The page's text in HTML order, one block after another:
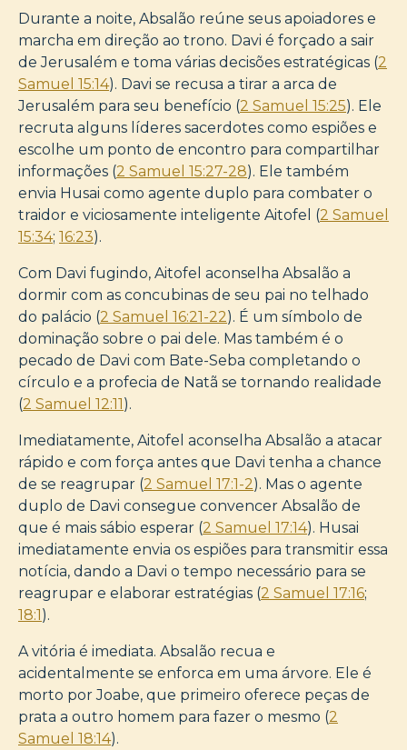
Durante a noite, Absalão reúne seus apoiadores e
marcha em direção ao trono. Davi é forçado a sair
de Jerusalém e toma várias decisões estratégicas (2
Samuel 15:14). Davi se recusa a tirar a arca de
Jerusalém para seu benefício (2 Samuel 15:25). Ele
recruta alguns líderes sacerdotes como espiões e
escolhe um ponto de encontro para compartilhar
informações (2 Samuel 15:27-28). Ele também
envia Husai como agente duplo para combater o
traidor e viciosamente inteligente Aitofel (2 Samuel
15:34; 16:23).
Com Davi fugindo, Aitofel aconselha Absalão a
dormir com as concubinas de seu pai no telhado
do palácio (2 Samuel 16:21-22). É um símbolo de
dominação sobre o pai dele. Mas também é o
pecado de Davi com Bate-Seba completando o
círculo e a profecia de Natã se tornando realidade
(2 Samuel 12:11).
Imediatamente, Aitofel aconselha Absalão a atacar
rápido e com força antes que Davi tenha a chance
de se reagrupar (2 Samuel 17:1-2). Mas o agente
duplo de Davi consegue convencer Absalão de
que é mais sábio esperar (2 Samuel 17:14). Husai
imediatamente envia os espiões para transmitir essa
notícia, dando a Davi o tempo necessário para se
reagrupar e elaborar estratégias (2 Samuel 17:16;
18:1).
A vitória é imediata. Absalão recua e
acidentalmente se enforca em uma árvore. Ele é
morto por Joabe, que primeiro oferece peças de
prata a outro homem para fazer o mesmo (2
Samuel 18:14).